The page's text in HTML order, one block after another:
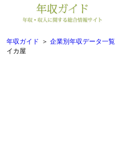
年収ガイド ＞ 企業別年収データ一覧
イカ屋